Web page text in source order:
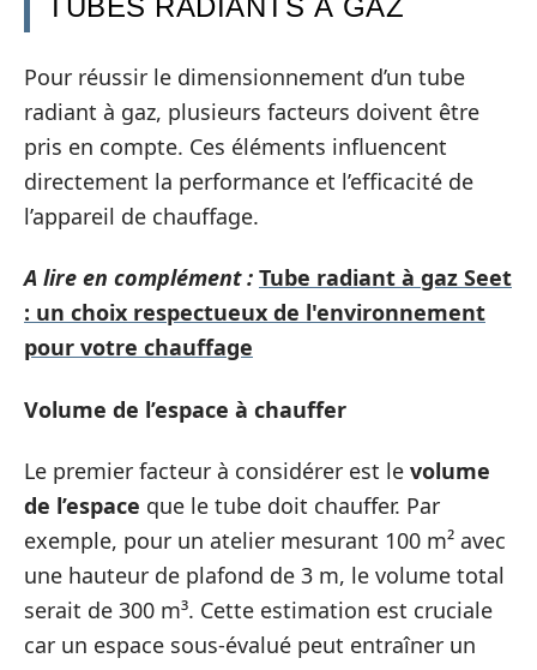
TUBES RADIANTS À GAZ
Pour réussir le dimensionnement d’un tube
radiant à gaz, plusieurs facteurs doivent être
pris en compte. Ces éléments influencent
directement la performance et l’efficacité de
l’appareil de chauffage.
A lire en complément : Tube radiant à gaz Seet
: un choix respectueux de l'environnement
pour votre chauffage
Volume de l’espace à chauffer
Le premier facteur à considérer est le volume
de l’espace que le tube doit chauffer. Par
exemple, pour un atelier mesurant 100 m² avec
une hauteur de plafond de 3 m, le volume total
serait de 300 m³. Cette estimation est cruciale
car un espace sous-évalué peut entraîner un